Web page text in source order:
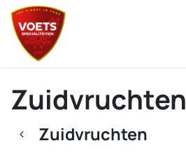
Overslaan naar inhoud
Zuidvruchten
Zuidvruchten